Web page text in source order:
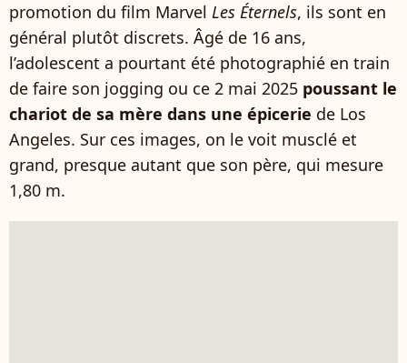
promotion du film Marvel Les Éternels, ils sont en
général plutôt discrets. Âgé de 16 ans,
l’adolescent a pourtant été photographié en train
de faire son jogging ou ce 2 mai 2025 poussant le
chariot de sa mère dans une épicerie de Los
Angeles. Sur ces images, on le voit musclé et
grand, presque autant que son père, qui mesure
1,80 m.